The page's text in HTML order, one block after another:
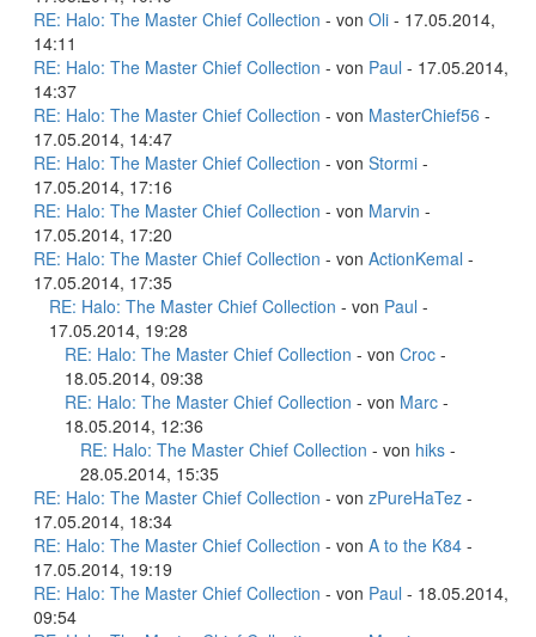
RE: Halo: The Master Chief Collection - von Oli - 17.05.2014,
14:11
RE: Halo: The Master Chief Collection - von Paul - 17.05.2014,
14:37
RE: Halo: The Master Chief Collection - von MasterChief56 -
17.05.2014, 14:47
RE: Halo: The Master Chief Collection - von Stormi -
17.05.2014, 17:16
RE: Halo: The Master Chief Collection - von Marvin -
17.05.2014, 17:20
RE: Halo: The Master Chief Collection - von ActionKemal -
17.05.2014, 17:35
RE: Halo: The Master Chief Collection - von Paul -
17.05.2014, 19:28
RE: Halo: The Master Chief Collection - von Croc -
18.05.2014, 09:38
RE: Halo: The Master Chief Collection - von Marc -
18.05.2014, 12:36
RE: Halo: The Master Chief Collection - von hiks -
28.05.2014, 15:35
RE: Halo: The Master Chief Collection - von zPureHaTez -
17.05.2014, 18:34
RE: Halo: The Master Chief Collection - von A to the K84 -
17.05.2014, 19:19
RE: Halo: The Master Chief Collection - von Paul - 18.05.2014,
09:54